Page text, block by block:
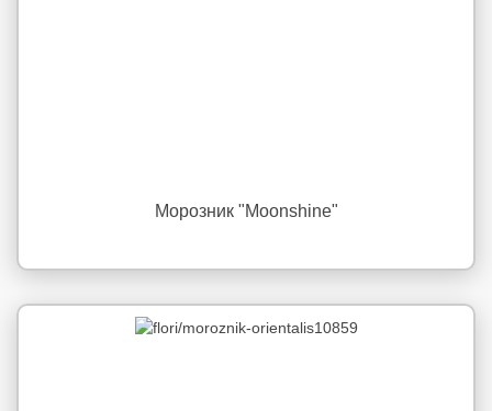
Морозник "Moonshine"